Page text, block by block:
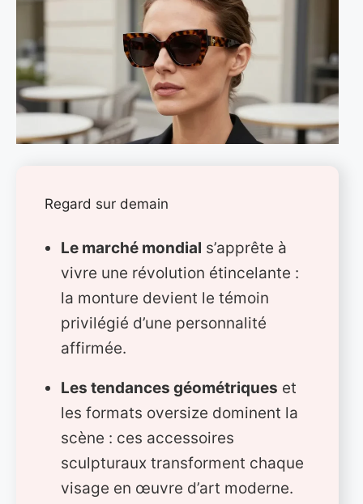
Regard sur demain
Le marché mondial s’apprête à
vivre une révolution étincelante :
la monture devient le témoin
privilégié d’une personnalité
affirmée.
Les tendances géométriques et
les formats oversize dominent la
scène : ces accessoires
sculpturaux transforment chaque
visage en œuvre d’art moderne.